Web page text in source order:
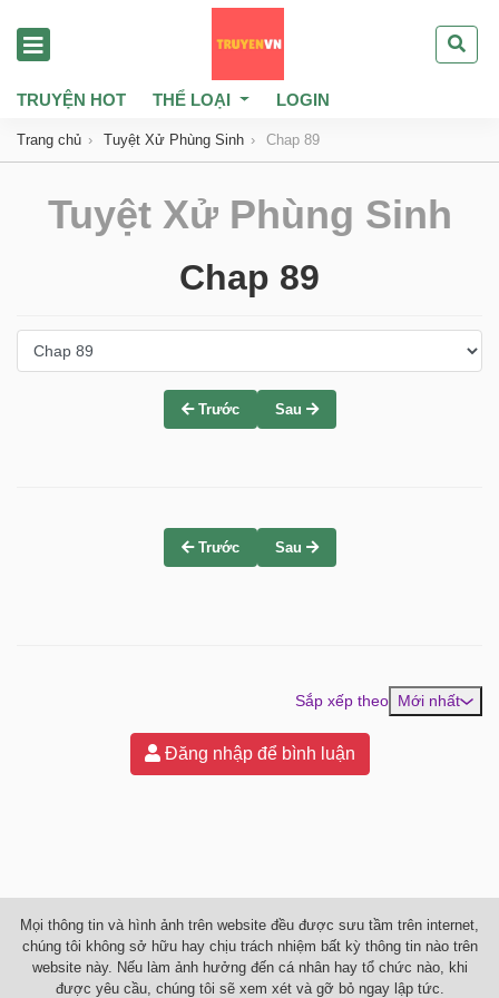
TRUYỆN HOT THỂ LOẠI LOGIN
Trang chủ Tuyệt Xử Phùng Sinh Chap 89
Tuyệt Xử Phùng Sinh
Chap 89
Trước Sau
Trước Sau
Sắp xếp theo Mới nhất
Đăng nhập để bình luận
Mọi thông tin và hình ảnh trên website đều được sưu tầm trên internet,
chúng tôi không sở hữu hay chịu trách nhiệm bất kỳ thông tin nào trên
website này. Nếu làm ảnh hưởng đến cá nhân hay tổ chức nào, khi
được yêu cầu, chúng tôi sẽ xem xét và gỡ bỏ ngay lập tức.